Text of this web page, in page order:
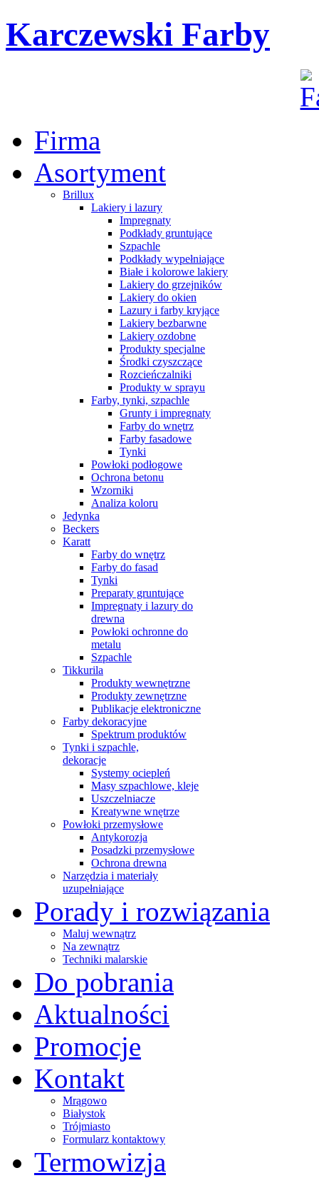
Karczewski Farby
Firma
Asortyment
Brillux
Lakiery i lazury
Impregnaty
Podkłady gruntujące
Szpachle
Podkłady wypełniające
Białe i kolorowe lakiery
Lakiery do grzejników
Lakiery do okien
Lazury i farby kryjące
Lakiery bezbarwne
Lakiery ozdobne
Produkty specjalne
Środki czyszczące
Rozcieńczalniki
Produkty w sprayu
Farby, tynki, szpachle
Grunty i impregnaty
Farby do wnętrz
Farby fasadowe
Tynki
Powłoki podłogowe
Ochrona betonu
Wzorniki
Analiza koloru
Jedynka
Beckers
Karatt
Farby do wnętrz
Farby do fasad
Tynki
Preparaty gruntujące
Impregnaty i lazury do
drewna
Powłoki ochronne do
metalu
Szpachle
Tikkurila
Produkty wewnętrzne
Produkty zewnętrzne
Publikacje elektroniczne
Farby dekoracyjne
Spektrum produktów
Tynki i szpachle,
dekoracje
Systemy ociepleń
Masy szpachlowe, kleje
Uszczelniacze
Kreatywne wnętrze
Powłoki przemysłowe
Antykorozja
Posadzki przemysłowe
Ochrona drewna
Narzędzia i materiały
uzupełniające
Porady i rozwiązania
Maluj wewnątrz
Na zewnątrz
Techniki malarskie
Do pobrania
Aktualności
Promocje
Kontakt
Mrągowo
Białystok
Trójmiasto
Formularz kontaktowy
Termowizja